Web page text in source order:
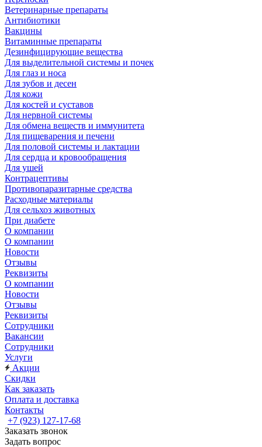
Ветеринарные препараты
Антибиотики
Вакцины
Витаминные препараты
Дезинфицирующие вещества
Для выделительной системы и почек
Для глаз и носа
Для зубов и десен
Для кожи
Для костей и суставов
Для нервной системы
Для обмена веществ и иммунитета
Для пищеварения и печени
Для половой системы и лактации
Для сердца и кровообращения
Для ушей
Контрацептивы
Противопаразитарные средства
Расходные материалы
Для сельхоз животных
При диабете
О компании
О компании
Новости
Отзывы
Реквизиты
О компании
Новости
Отзывы
Реквизиты
Сотрудники
Вакансии
Сотрудники
Услуги
Акции
Скидки
Как заказать
Оплата и доставка
Контакты
+7 (923) 127-17-68
Заказать звонок
Задать вопрос